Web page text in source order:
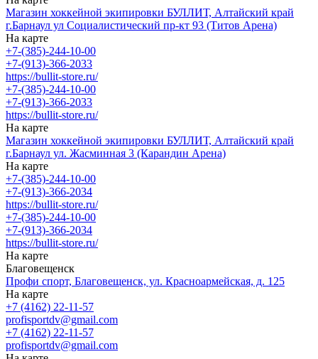
Магазин хоккейной экипировки БУЛЛИТ, Алтайский край
г.Барнаул ул Социалистический пр-кт 93 (Титов Арена)
На карте
+7-(385)-244-10-00
+7-(913)-366-2033
https://bullit-store.ru/
+7-(385)-244-10-00
+7-(913)-366-2033
https://bullit-store.ru/
На карте
Магазин хоккейной экипировки БУЛЛИТ, Алтайский край
г.Барнаул ул. Жасминная 3 (Карандин Арена)
На карте
+7-(385)-244-10-00
+7-(913)-366-2034
https://bullit-store.ru/
+7-(385)-244-10-00
+7-(913)-366-2034
https://bullit-store.ru/
На карте
Благовещенск
Профи спорт, Благовещенск, ул. Красноармейская, д. 125
На карте
+7 (4162) 22-11-57
profisportdv@gmail.com
+7 (4162) 22-11-57
profisportdv@gmail.com